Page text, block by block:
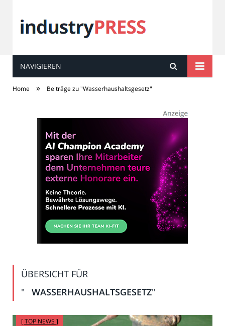
industryPRESS
NAVIGIEREN
Home » Beiträge zu "Wasserhaushaltsgesetz"
ÜBERSICHT FÜR
"
WASSERHAUSHALTSGESETZ"
[ TOP NEWS ]